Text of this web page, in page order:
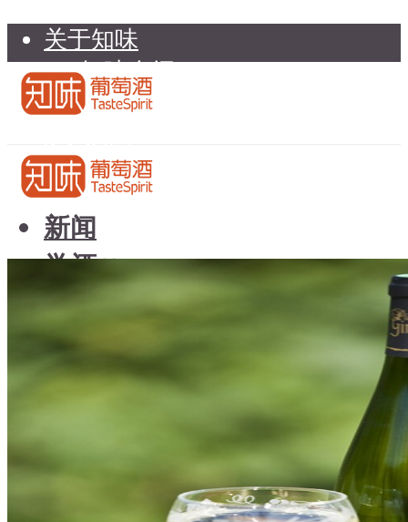
关于知味
知味介绍
知味专家顾问委员会
联系我们
知味荐酒
新闻
学酒
基础知识
品种
年份
投资收藏
留学教育
知味荐酒
新闻
学酒
基础知识
年份
酒具周边